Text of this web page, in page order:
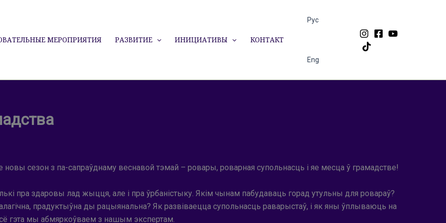
МЕРОПРИЯТИЯ РАЗВИТИЕ ИНИЦИАТИВЫ КОНТАКТ
Рус
Eng
новы сезон з па-сапраўднаму веснавой тэмай – ровары, роварная супольнасць і яе месца ў грамадстве!
пра здаровы лад жыцця, але і пра ўрбаністыку. Якім чынам пабудаваць горад утульны для ровараў?
прадуктыўна ды рацыянальна? Як развіваецца супольнасць раварыстаў, і як яны ўплываюць на
гэта мы абмяркоўваем з нашым экспертам.